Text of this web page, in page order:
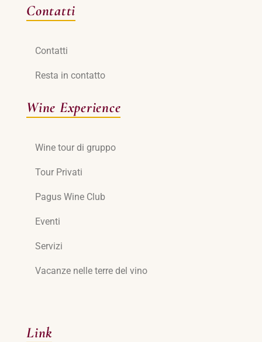
Contatti
Contatti
Resta in contatto
Wine Experience
Wine tour di gruppo
Tour Privati
Pagus Wine Club
Eventi
Servizi
Vacanze nelle terre del vino
Link